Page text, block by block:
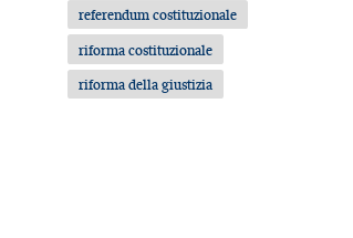
referendum costituzionale
riforma costituzionale
riforma della giustizia